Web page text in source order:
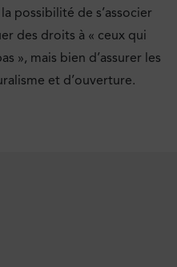
possibilité de s’associer
des droits à « ceux qui
», mais bien d’assurer les
et d’ouverture.